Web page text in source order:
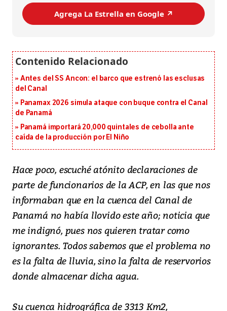
Agrega La Estrella en Google ↗️
Antes del SS Ancon: el barco que estrenó las esclusas
del Canal
Panamax 2026 simula ataque con buque contra el Canal
de Panamá
Panamá importará 20,000 quintales de cebolla ante
caída de la producción por El Niño
Hace poco, escuché atónito declaraciones de
parte de funcionarios de la ACP, en las que nos
informaban que en la cuenca del Canal de
Panamá no había llovido este año; noticia que
me indignó, pues nos quieren tratar como
ignorantes. Todos sabemos que el problema no
es la falta de lluvia, sino la falta de reservorios
donde almacenar dicha agua.
Su cuenca hidrográfica de 3313 Km2,